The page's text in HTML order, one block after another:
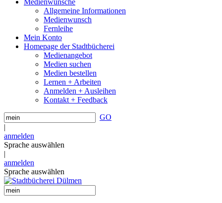
Medienwünsche
Allgemeine Informationen
Medienwunsch
Fernleihe
Mein Konto
Homepage der Stadtbücherei
Medienangebot
Medien suchen
Medien bestellen
Lernen + Arbeiten
Anmelden + Ausleihen
Kontakt + Feedback
GO
|
anmelden
Sprache auswählen
|
anmelden
Sprache auswählen